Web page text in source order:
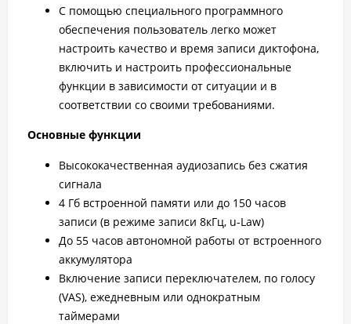
С помощью специального программного
обеспечения пользователь легко может
настроить качество и время записи диктофона,
включить и настроить профессиональные
функции в зависимости от ситуации и в
соответствии со своими требованиями.
Основные функции
Высококачественная аудиозапись без сжатия
сигнала
4 Гб встроенной памяти или до 150 часов
записи (в режиме записи 8кГц, u-Law)
До 55 часов автономной работы от встроенного
аккумулятора
Включение записи переключателем, по голосу
(VAS), ежедневным или однократным
таймерами